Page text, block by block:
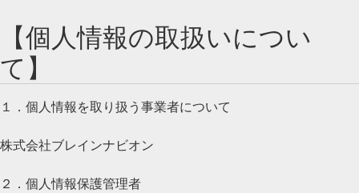
【個人情報の取扱いについ
て】
１．個人情報を取り扱う事業者について
株式会社ブレインナビオン
２．個人情報保護管理者